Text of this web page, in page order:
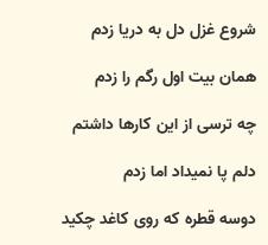
شروع غزل دل به دریا زدم
همان بیت اول رگم را زدم
چه ترسی از این کارها داشتم
دلم پا نمیداد اما زدم
دوسه قطره که روی کاغد چکید